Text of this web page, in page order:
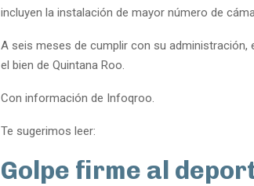
incluyen la instalación de mayor número de
A seis meses de cumplir con su
el bien de Quintana Roo.
Con información de Infoqroo.
Te sugerimos leer:
Golpe firme al